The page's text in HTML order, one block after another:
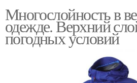
Многослойность в
одежде. Верхний
погодных условий